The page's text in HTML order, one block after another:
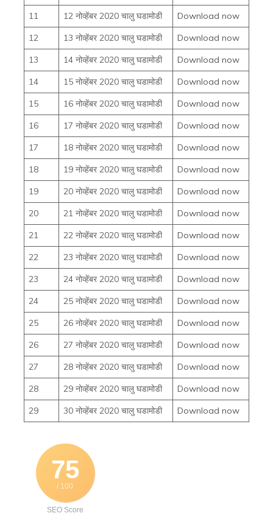
11 12 नोव्हेंबर 2020 चालु घडामोडी
Download now
12
13 नोव्हेंबर 2020 चालु घडामोडी
Download now
13
14 नोव्हेंबर 2020 चालु घडामोडी
Download now
14
15 नोव्हेंबर 2020 चालु घडामोडी
Download now
15
16 नोव्हेंबर 2020 चालु घडामोडी
Download now
16
17 नोव्हेंबर 2020 चालु घडामोडी
Download now
17
18 नोव्हेंबर 2020 चालु घडामोडी
Download now
18
19 नोव्हेंबर 2020 चालु घडामोडी
Download now
19
20 नोव्हेंबर 2020 चालु घडामोडी
Download now
20
21 नोव्हेंबर 2020 चालु घडामोडी
Download now
21
22 नोव्हेंबर 2020 चालु घडामोडी
Download now
22
23 नोव्हेंबर 2020 चालु घडामोडी
Download now
23
24 नोव्हेंबर 2020 चालु घडामोडी
Download now
24
25 नोव्हेंबर 2020 चालु घडामोडी
Download now
25
26 नोव्हेंबर 2020 चालु घडामोडी
Download now
26
27 नोव्हेंबर 2020 चालु घडामोडी
Download now
27
28 नोव्हेंबर 2020 चालु घडामोडी
Download now
28
29 नोव्हेंबर 2020 चालु घडामोडी
Download now
29
30 नोव्हेंबर 2020 चालु घडामोडी Download now
75
/ 100
SEO Score